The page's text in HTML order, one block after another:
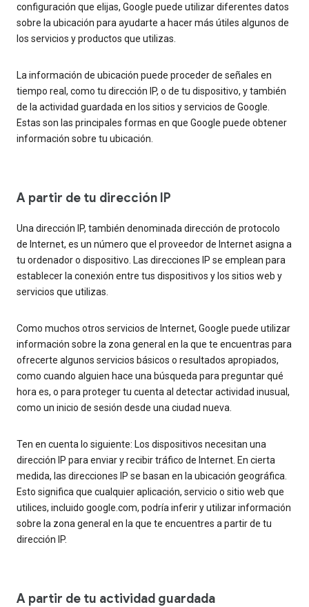
configuración que elijas, Google puede utilizar diferentes datos
sobre la ubicación para ayudarte a hacer más útiles algunos de
los servicios y productos que utilizas.
La información de ubicación puede proceder de señales en
tiempo real, como tu dirección IP, o de tu dispositivo, y también
de la actividad guardada en los sitios y servicios de Google.
Estas son las principales formas en que Google puede obtener
información sobre tu ubicación.
A partir de tu dirección IP
Una dirección IP, también denominada dirección de protocolo
de Internet, es un número que el proveedor de Internet asigna a
tu ordenador o dispositivo. Las direcciones IP se emplean para
establecer la conexión entre tus dispositivos y los sitios web y
servicios que utilizas.
Como muchos otros servicios de Internet, Google puede utilizar
información sobre la zona general en la que te encuentras para
ofrecerte algunos servicios básicos o resultados apropiados,
como cuando alguien hace una búsqueda para preguntar qué
hora es, o para proteger tu cuenta al detectar actividad inusual,
como un inicio de sesión desde una ciudad nueva.
Ten en cuenta lo siguiente: Los dispositivos necesitan una
dirección IP para enviar y recibir tráfico de Internet. En cierta
medida, las direcciones IP se basan en la ubicación geográfica.
Esto significa que cualquier aplicación, servicio o sitio web que
utilices, incluido google.com, podría inferir y utilizar información
sobre la zona general en la que te encuentres a partir de tu
dirección IP.
A partir de tu actividad guardada